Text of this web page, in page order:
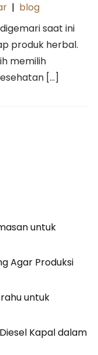
| blog
saat ini
produk herbal.
memilih
[…]
untuk
Agar Produksi
untuk
Kapal dalam